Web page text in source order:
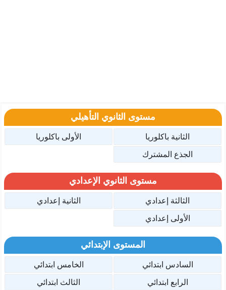
مستوى الثانوي التأهيلي
الثانية باكلوريا
الأولى باكلوريا
الجذع المشترك
مستوى الثانوي الإعدادي
الثالثة إعدادي
الثانية إعدادي
الأولى إعدادي
المستوى الإبتدائي
السادس ابتدائي
الخامس ابتدائي
الرابع ابتدائي
الثالث ابتدائي